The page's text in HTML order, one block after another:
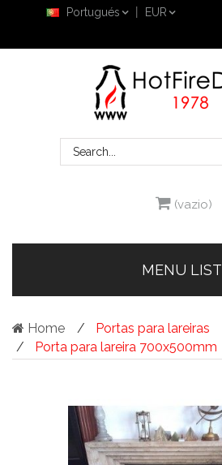
Portugués EUR
(vazio)
MENU LIST
Home
Portas para lareiras
Porta para lareira 700x500mm